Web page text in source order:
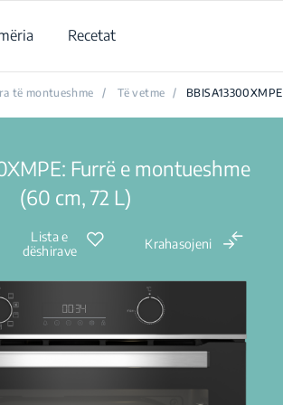
Recetat
të montueshme / Të vetme / BBISA13300XMPE
Furrë e montueshme
(60 cm, 72 L)
Lista e
dëshirave
Krahasojeni